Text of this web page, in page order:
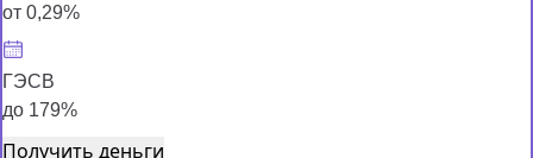
от 0,29%
ГЭСВ
до 179%
Получить деньги